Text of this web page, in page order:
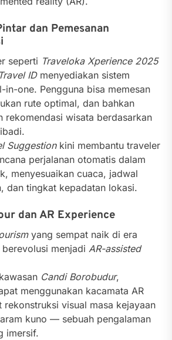
dan Pemesanan
seperti Traveloka Xperience 2025
IDmenyediakan sistem
in-one. Pengguna bisa memesan
rute optimal, dan bahkan
rekomendasi wisata berdasarkan
Suggestionkini membantu traveler
perjalanan otomatis dalam
menyesuaikan cuaca, jadwal
dan tingkat kepadatan lokasi.
dan AR Experience
yang sempat naik di era
menjadi AR-assisted
Candi Borobudur,
menggunakan kacamata AR
rekonstruksi visual masa kejayaan
kuno — sebuah pengalaman
imersif.